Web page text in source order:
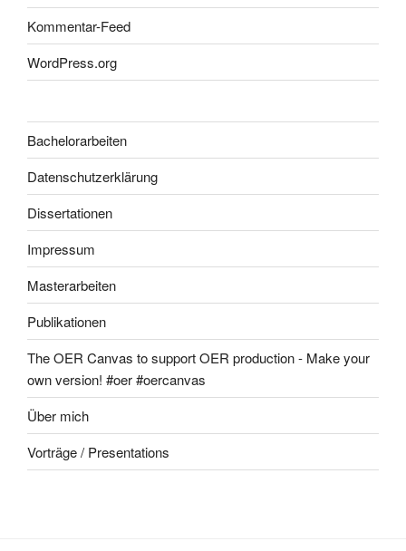
Kommentar-Feed
WordPress.org
Bachelorarbeiten
Datenschutzerklärung
Dissertationen
Impressum
Masterarbeiten
Publikationen
The OER Canvas to support OER production - Make your
own version! #oer #oercanvas
Über mich
Vorträge / Presentations